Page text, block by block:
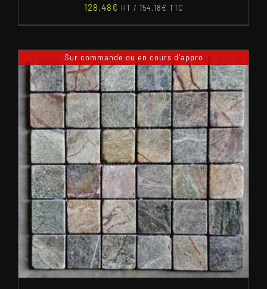
128,48€ HT / 154,18€ TTC
Sur commande ou en cours d'appro